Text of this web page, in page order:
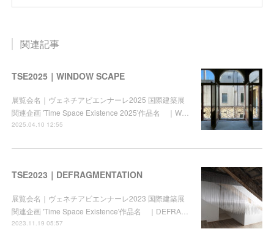
関連記事
TSE2025｜WINDOW SCAPE
展覧会名｜ヴェネチアビエンナーレ2025 国際建築展
関連企画 'Time Space Existence 2025'作品名 ｜W…
2025.04.10 12:55
TSE2023｜DEFRAGMENTATION
展覧会名｜ヴェネチアビエンナーレ2023 国際建築展
関連企画 'Time Space Existence'作品名 ｜DEFRA…
2023.11.19 05:57